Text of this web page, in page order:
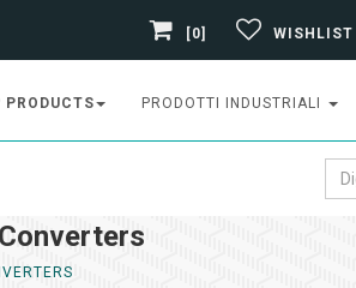
[0] WISHLIST
PRODUCTS PRODOTTI INDUSTRIALI